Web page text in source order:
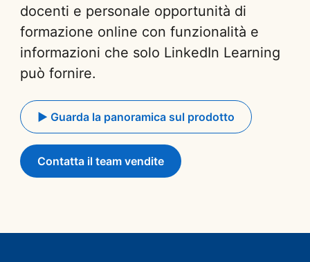
docenti e personale opportunità di
formazione online con funzionalità e
informazioni che solo LinkedIn Learning
può fornire.
► Guarda la panoramica sul prodotto
opens in a new tab
Contatta il team vendite